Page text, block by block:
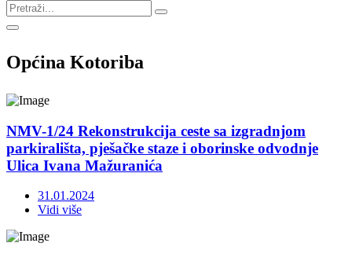
Općina Kotoriba
NMV-1/24 Rekonstrukcija ceste sa izgradnjom
parkirališta, pješačke staze i oborinske odvodnje
Ulica Ivana Mažuranića
31.01.2024
Vidi više